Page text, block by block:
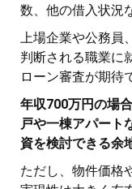
数、他の借入状況
上場企業や公務
判断される職業に
ローン審査が期待
年収700万円の場
戸や一棟アパート
資を検討できる余
ただし、物件価格